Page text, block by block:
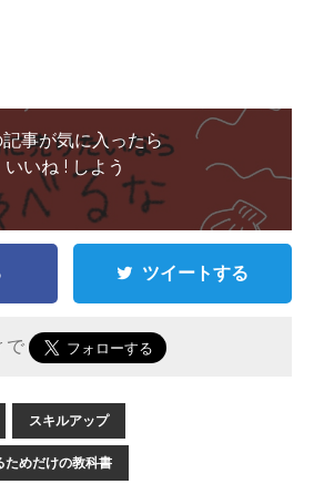
事が気に入ったら
いいね ! しよう
ツイートする
で
スキルアップ
ためだけの教科書